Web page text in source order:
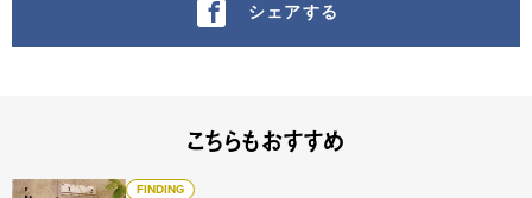
シェアする
こちらもおすすめ
FINDING
想像できるからこそ世界はデザインできる